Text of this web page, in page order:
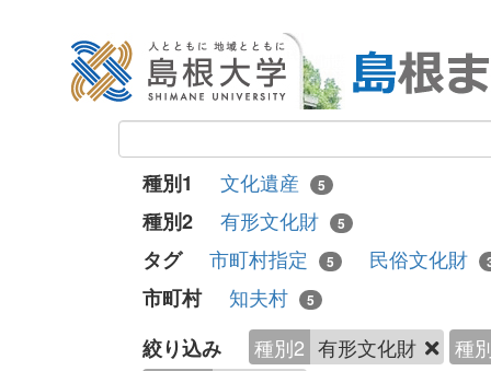
種別1 文化遺産 5
種別2 有形文化財 5
タグ 市町村指定 5 民俗文化財
市町村 知夫村 5
絞り込み 種別2 有形文化財
種